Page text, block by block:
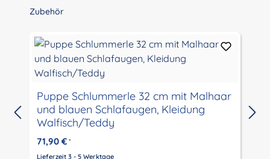
Produktgalerie überspringen
Zubehör
Puppe Schlummerle 32 cm mit Malhaar
und blauen Schlafaugen, Kleidung
Walfisch/Teddy
71,90 € *
Lieferzeit 3 - 5 Werktage